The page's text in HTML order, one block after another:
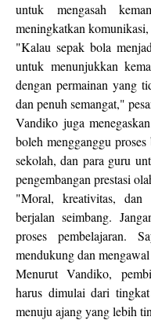
untuk mengasah
meningkatkan komunikasi,
"Kalau sepak bola
untuk menunjukkan
dengan permainan yang
dan penuh semangat,"
Vandiko juga
boleh mengganggu
sekolah, dan para guru
pengembangan prestasi
"Moral, kreativitas, dan
berjalan seimbang.
proses pembelajaran.
mendukung dan
Menurut Vandiko,
harus dimulai dari
menuju ajang yang lebih